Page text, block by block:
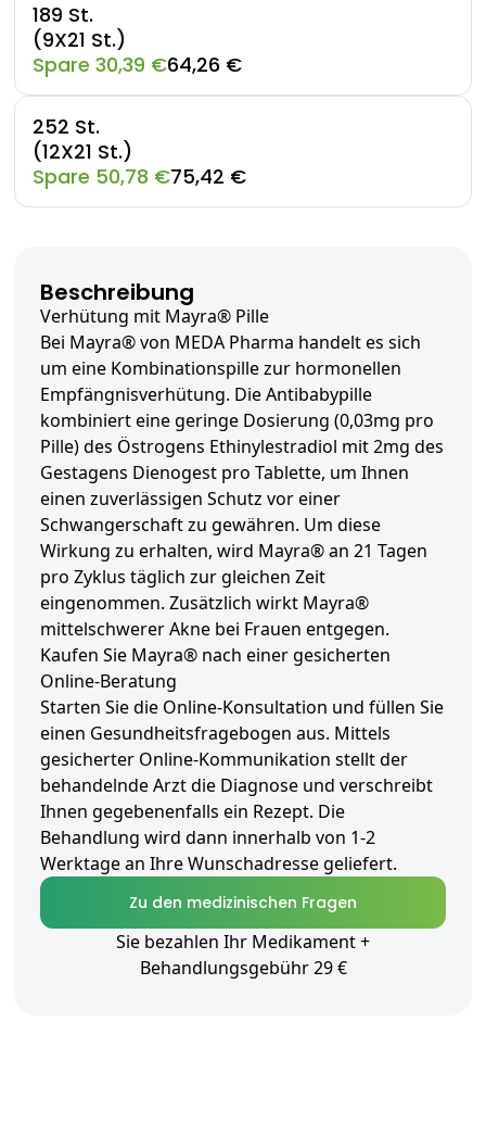
189 St.
(9X21 St.)
Spare 30,39 €64,26 €
252 St.
(12X21 St.)
Spare 50,78 €75,42 €
Beschreibung
Verhütung mit Mayra® Pille
Bei Mayra® von MEDA Pharma handelt es sich
um eine Kombinationspille zur hormonellen
Empfängnisverhütung. Die Antibabypille
kombiniert eine geringe Dosierung (0,03mg pro
Pille) des Östrogens Ethinylestradiol mit 2mg des
Gestagens Dienogest pro Tablette, um Ihnen
einen zuverlässigen Schutz vor einer
Schwangerschaft zu gewähren. Um diese
Wirkung zu erhalten, wird Mayra® an 21 Tagen
pro Zyklus täglich zur gleichen Zeit
eingenommen. Zusätzlich wirkt Mayra®
mittelschwerer Akne bei Frauen entgegen.
Kaufen Sie Mayra® nach einer gesicherten
Online-Beratung
Starten Sie die Online-Konsultation und füllen Sie
einen Gesundheitsfragebogen aus. Mittels
gesicherter Online-Kommunikation stellt der
behandelnde Arzt die Diagnose und verschreibt
Ihnen gegebenenfalls ein Rezept. Die
Behandlung wird dann innerhalb von 1-2
Werktage an Ihre Wunschadresse geliefert.
Zu den medizinischen Fragen
Sie bezahlen Ihr Medikament +
Behandlungsgebühr 29 €